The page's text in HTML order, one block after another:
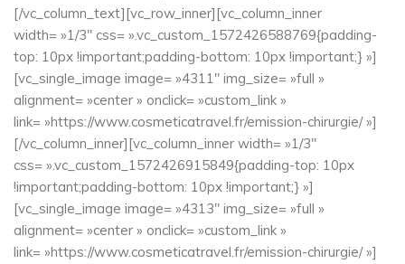
[/vc_column_text][vc_row_inner][vc_column_inner
width= »1/3″ css= ».vc_custom_1572426588769{padding-
top: 10px !important;padding-bottom: 10px !important;} »]
[vc_single_image image= »4311″ img_size= »full »
alignment= »center » onclick= »custom_link »
link= »https://www.cosmeticatravel.fr/emission-chirurgie/ »]
[/vc_column_inner][vc_column_inner width= »1/3″
css= ».vc_custom_1572426915849{padding-top: 10px
!important;padding-bottom: 10px !important;} »]
[vc_single_image image= »4313″ img_size= »full »
alignment= »center » onclick= »custom_link »
link= »https://www.cosmeticatravel.fr/emission-chirurgie/ »]